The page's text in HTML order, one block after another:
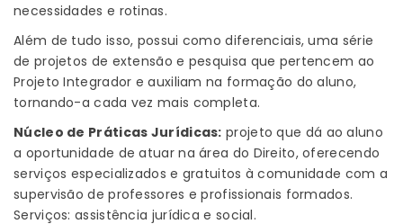
necessidades e rotinas.
Além de tudo isso, possui como diferenciais, uma série
de projetos de extensão e pesquisa que pertencem ao
Projeto Integrador e auxiliam na formação do aluno,
tornando-a cada vez mais completa.
Núcleo de Práticas Jurídicas: projeto que dá ao aluno
a oportunidade de atuar na área do Direito, oferecendo
serviços especializados e gratuitos à comunidade com a
supervisão de professores e profissionais formados.
Serviços: assistência jurídica e social.